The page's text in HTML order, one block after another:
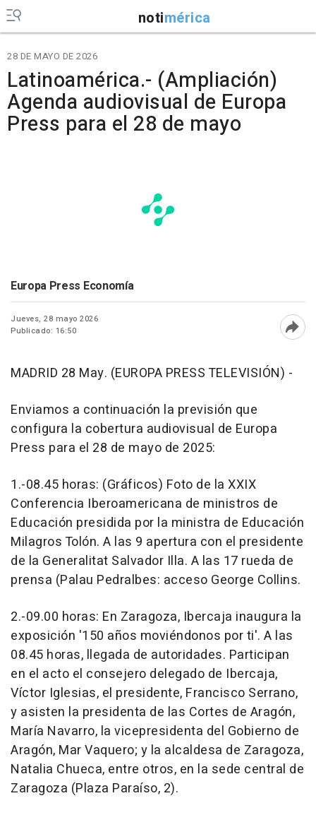
notimérica
28 DE MAYO DE 2026
Latinoamérica.- (Ampliación)
Agenda audiovisual de Europa
Press para el 28 de mayo
Europa Press Economía
Jueves, 28 mayo 2026
Publicado: 16:50
MADRID 28 May. (EUROPA PRESS TELEVISIÓN) -
Enviamos a continuación la previsión que
configura la cobertura audiovisual de Europa
Press para el 28 de mayo de 2025:
1.-08.45 horas: (Gráficos) Foto de la XXIX
Conferencia Iberoamericana de ministros de
Educación presidida por la ministra de Educación
Milagros Tolón. A las 9 apertura con el presidente
de la Generalitat Salvador Illa. A las 17 rueda de
prensa (Palau Pedralbes: acceso George Collins.
2.-09.00 horas: En Zaragoza, Ibercaja inaugura la
exposición '150 años moviéndonos por ti'. A las
08.45 horas, llegada de autoridades. Participan
en el acto el consejero delegado de Ibercaja,
Víctor Iglesias, el presidente, Francisco Serrano,
y asisten la presidenta de las Cortes de Aragón,
María Navarro, la vicepresidenta del Gobierno de
Aragón, Mar Vaquero; y la alcaldesa de Zaragoza,
Natalia Chueca, entre otros, en la sede central de
Zaragoza (Plaza Paraíso, 2).